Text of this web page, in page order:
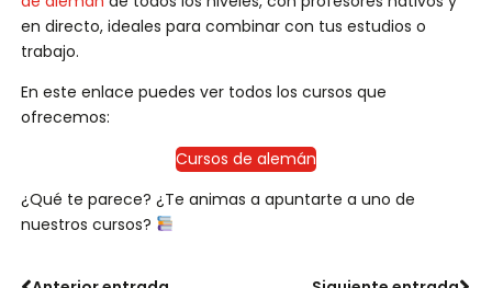
en directo, ideales para combinar con tus estudios o
trabajo.
En este enlace puedes ver todos los cursos que
ofrecemos:
Cursos de alemán
¿Qué te parece? ¿Te animas a apuntarte a uno de
nuestros cursos?